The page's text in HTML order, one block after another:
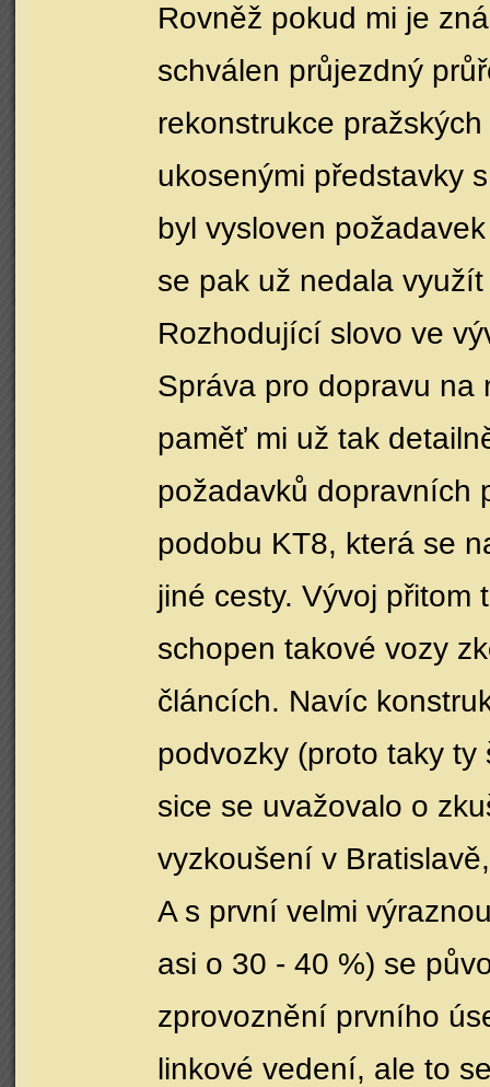
Rovněž pokud mi je
schválen průjezdný
rekonstrukce
ukosenými představky
byl vysloven
se pak už nedala
Rozhodující slovo ve
Správa pro dopravu na
paměť mi už tak
požadavků dopravních
podobu KT8, která se
jiné cesty. Vývoj přitom
schopen takové vozy
článcích. Navíc
podvozky (proto taky
sice se uvažovalo o
vyzkoušení v
A s první velmi
asi o 30 - 40 %) se
zprovoznění prvního
linkové vedení, ale to